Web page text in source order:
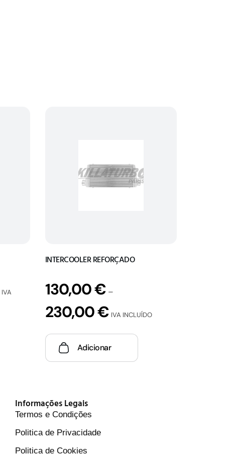
IVA
INTERCOOLER REFORÇADO
130,00€ –
230,00€ IVA INCLUÍDO
Adicionar
Informações Legais
Termos e Condições
Politica de Privacidade
Politica de Cookies